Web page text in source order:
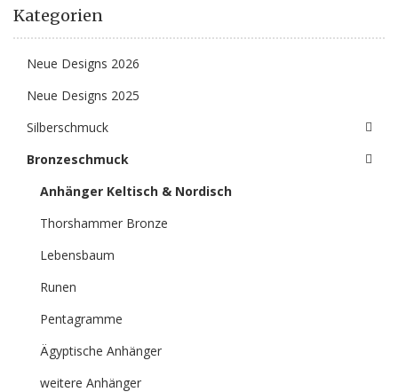
Kategorien
Neue Designs 2026
Neue Designs 2025
Silberschmuck
Bronzeschmuck
Anhänger Keltisch & Nordisch
Thorshammer Bronze
Lebensbaum
Runen
Pentagramme
Ägyptische Anhänger
weitere Anhänger